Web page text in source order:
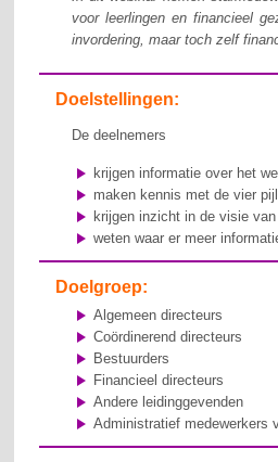
voor leerlingen en financieel
invordering, maar toch zelf
Doelstellingen:
De deelnemers
krijgen informatie over het
maken kennis met de vier
krijgen inzicht in de visie
weten waar er meer
Doelgroep:
Algemeen directeurs
Coördinerend directeurs
Bestuurders
Financieel directeurs
Andere leidinggevenden
Administratief medewerkers